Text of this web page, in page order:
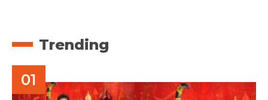
Trending